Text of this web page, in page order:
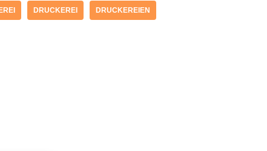
DRUCKEREI DRUCKEREIEN